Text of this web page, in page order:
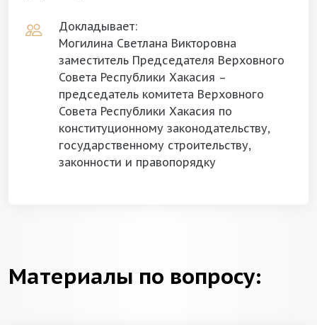
Докладывает:
Могилина Светлана Викторовна
заместитель Председателя Верховного
Совета Республики Хакасия –
председатель комитета Верховного
Совета Республики Хакасия по
конституционному законодательству,
государственному строительству,
законности и правопорядку
Материалы по вопросу: